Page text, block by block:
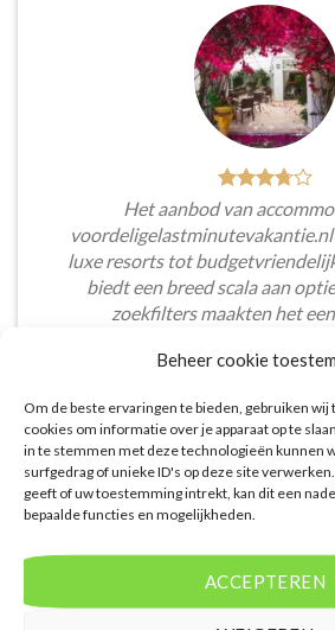
Beheer cookie
Om de beste ervaringen te bieden, gebruiken wij
cookies om informatie over je apparaat op te
in te stemmen met deze technologieën kunnen
surfgedrag of unieke ID's op deze site
geeft of uw toestemming intrekt, kan dit een
bepaalde functies en mogelijkheden.
ACCEPTEREN
Het aanbod van
voordeligelastminutevakantie.nl
luxe resorts tot
biedt een breed scala aan
zoekfilters maakten het
voorkeuren en
Tim Beukers/